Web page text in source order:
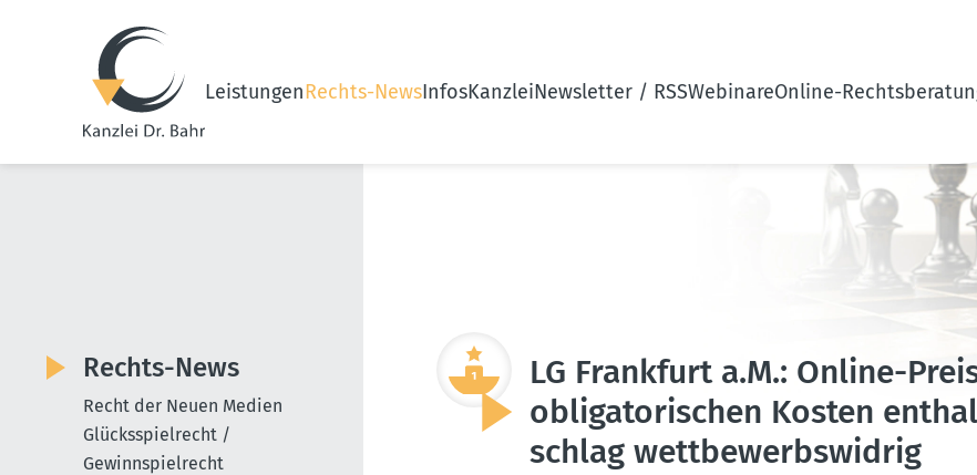
LeistungenRechts-NewsInfosKanzleiNewsletter / RSSWebinareOnline-
LG Frankfurt a.M.: Online-
obliga­to­ri­schen Kosten
schlag wettbe­werbs­widrig
Rechts-News
Recht der Neuen Medien
Glücksspielrecht /
Gewinnspielrecht